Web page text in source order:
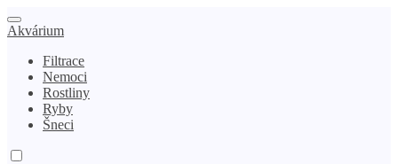
Akvárium
Filtrace
Nemoci
Rostliny
Ryby
Šneci